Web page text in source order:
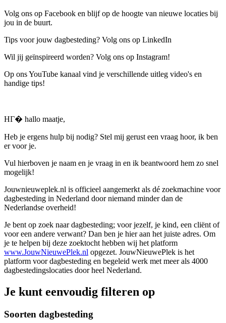
Volg ons op Facebook en blijf op de hoogte van nieuwe locaties bij
jou in de buurt.
Tips voor jouw dagbesteding? Volg ons op LinkedIn
Wil jij geïnspireerd worden? Volg ons op Instagram!
Op ons YouTube kanaal vind je verschillende uitleg video's en
handige tips!
HГ� hallo maatje,
Heb je ergens hulp bij nodig? Stel mij gerust een vraag hoor, ik ben
er voor je.
Vul hierboven je naam en je vraag in en ik beantwoord hem zo snel
mogelijk!
Jouwnieuweplek.nl is officieel aangemerkt als dé zoekmachine voor
dagbesteding in Nederland door niemand minder dan de
Nederlandse overheid!
Je bent op zoek naar dagbesteding; voor jezelf, je kind, een cliënt of
voor een andere verwant? Dan ben je hier aan het juiste adres. Om
je te helpen bij deze zoektocht hebben wij het platform
www.JouwNieuwePlek.nl opgezet. JouwNieuwePlek is het
platform voor dagbesteding en begeleid werk met meer als 4000
dagbestedingslocaties door heel Nederland.
Je kunt eenvoudig filteren op
Soorten dagbesteding